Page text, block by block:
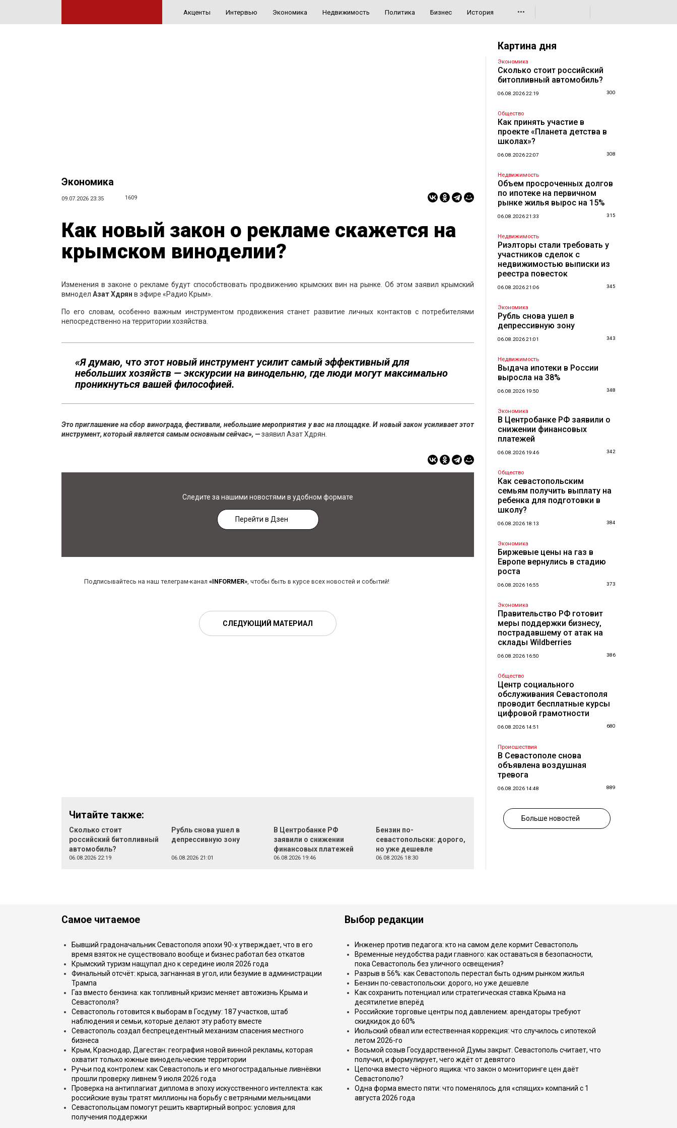
Акценты Интервью Экономика Недвижимость Политика Бизнес История •••
Экономика
09.07.2026 23:35 1609
Как новый закон о рекламе скажется на
крымском виноделии?
Изменения в законе о рекламе будут способствовать продвижению крымских вин на рынке. Об этом заявил крымский
вмнодел АзатХдрян в эфире «Радио Крым».
По его словам, особенно важным инструментом продвижения станет развитие личных контактов с потребителями
непосредственно на территории хозяйства.
«Я думаю, что этот новый инструмент усилит самый эффективный для
небольших хозяйств — экскурсии на винодельню, где люди могут максимально
проникнуться вашей философией.
Это приглашение на сбор винограда, фестивали, небольшие мероприятия у вас на площадке. И новый закон усиливает этот
инструмент, который является самымосновным сейчас», —заявил Азат Хдрян.
Следите за нашими новостями в удобном формате
Перейти в Дзен
Подписывайтесь на наш телеграм-канал «INFORMER», чтобы быть в курсе всех новостей и событий!
СЛЕДУЮЩИЙ МАТЕРИАЛ
Читайте также:
Сколько стоит
российский битопливный
автомобиль?
06.08.2026 22:19
Рубль снова ушел в
депрессивную зону
06.08.2026 21:01
В Центробанке РФ
заявили о снижении
финансовых платежей
06.08.2026 19:46
Бензин по-
севастопольски: дорого,
но уже дешевле
06.08.2026 18:30
Картина дня
Экономика
Сколько стоит российский
битопливный автомобиль?
06.08.2026 22:19 300
Общество
Как принять участие в
проекте «Планета детства в
школах»?
06.08.2026 22:07 308
Недвижимость
Объем просроченных долгов
по ипотеке на первичном
рынке жилья вырос на 15%
06.08.2026 21:33 315
Недвижимость
Риэлторы стали требовать у
участников сделок с
недвижимостью выписки из
реестра повесток
06.08.2026 21:06 345
Экономика
Рубль снова ушел в
депрессивную зону
06.08.2026 21:01 343
Недвижимость
Выдача ипотеки в России
выросла на 38%
06.08.2026 19:50 348
Экономика
В Центробанке РФ заявили о
снижении финансовых
платежей
06.08.2026 19:46 342
Общество
Как севастопольским
семьям получить выплату на
ребенка для подготовки в
школу?
06.08.2026 18:13 384
Экономика
Биржевые цены на газ в
Европе вернулись в стадию
роста
06.08.2026 16:55 373
Экономика
Правительство РФ готовит
меры поддержки бизнесу,
пострадавшему от атак на
склады Wildberries
06.08.2026 16:50 386
Общество
Центр социального
обслуживания Севастополя
проводит бесплатные курсы
цифровой грамотности
06.08.2026 14:51 680
Происшествия
В Севастополе снова
объявлена воздушная
тревога
06.08.2026 14:48 889
Больше новостей
Самое читаемое
Бывший градоначальник Севастополя эпохи 90-х утверждает, что в его
время взяток не существовало вообще и бизнес работал без откатов
Крымский туризм нащупал дно к середине июля 2026 года
Финальный отсчёт: крыса, загнанная в угол, или безумие в администрации
Трампа
Газ вместо бензина: как топливный кризис меняет автожизнь Крыма и
Севастополя?
Севастополь готовится к выборам в Госдуму: 187 участков, штаб
наблюдения и семьи, которые делают эту работу вместе
Севастополь создал беспрецедентный механизм спасения местного
бизнеса
Крым, Краснодар, Дагестан: география новой винной рекламы, которая
охватит только южные винодельческие территории
Ручьи под контролем: как Севастополь и его многострадальные ливнёвки
прошли проверку ливнем 9 июля 2026 года
Проверка на антиплагиат диплома в эпоху искусственного интеллекта: как
российские вузы тратят миллионы на борьбу с ветряными мельницами
Севастопольцам помогут решить квартирный вопрос: условия для
получения поддержки
Выбор редакции
Инженер против педагога: кто на самом деле кормит Севастополь
Временные неудобства ради главного: как оставаться в безопасности,
пока Севастополь без уличного освещения?
Разрыв в 56%: как Севастополь перестал быть одним рынком жилья
Бензин по-севастопольски: дорого, но уже дешевле
Как сохранить потенциал или стратегическая ставка Крыма на
десятилетие вперёд
Российские торговые центры под давлением: арендаторы требуют
скидкидок до 60%
Июльский обвал или естественная коррекция: что случилось с ипотекой
летом 2026-го
Восьмой созыв Государственной Думы закрыт. Севастополь считает, что
получил, и формулирует, чего ждёт от девятого
Цепочка вместо чёрного ящика: что закон о мониторинге цен даёт
Севастополю?
Одна форма вместо пяти: что поменялось для «спящих» компаний с 1
августа 2026 года